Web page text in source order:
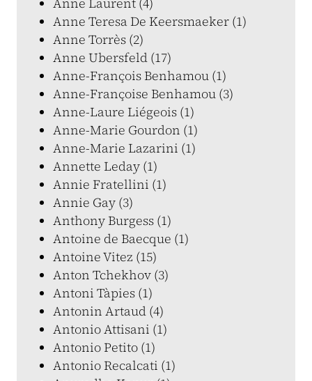
Anne Teresa De Keersmaeker (1)
Anne Torrès (2)
Anne Ubersfeld (17)
Anne-François Benhamou (1)
Anne-Françoise Benhamou (3)
Anne-Laure Liégeois (1)
Anne-Marie Gourdon (1)
Anne-Marie Lazarini (1)
Annette Leday (1)
Annie Fratellini (1)
Annie Gay (3)
Anthony Burgess (1)
Antoine de Baecque (1)
Antoine Vitez (15)
Anton Tchekhov (3)
Antoni Tàpies (1)
Antonin Artaud (4)
Antonio Attisani (1)
Antonio Petito (1)
Antonio Recalcati (1)